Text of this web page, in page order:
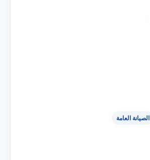
الصيانة العامة